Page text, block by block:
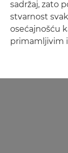
sadržaj, zato
stvarnost
osećajnošću
primamljivim